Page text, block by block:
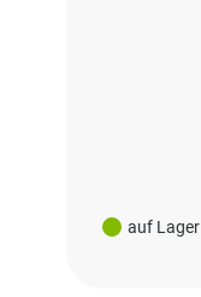
auf Lager